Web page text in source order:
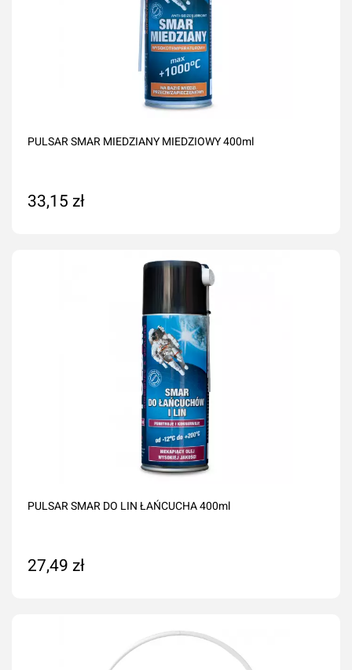
PULSAR SMAR MIEDZIANY MIEDZIOWY 400ml
33,15 zł
PULSAR SMAR DO LIN ŁAŃCUCHA 400ml
27,49 zł